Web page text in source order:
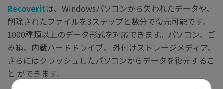
Recoveritは、Windowsパソコンから失われたデータや、
削除されたファイルを3ステップと数分で復元可能です。
1000種類以上のデータ形式を対応できます。パソコン、ご
み箱、内蔵ハードドライブ、 外付けストレージメディア、
さらにはクラッシュしたパソコンからデータを復元するこ
と ができます。